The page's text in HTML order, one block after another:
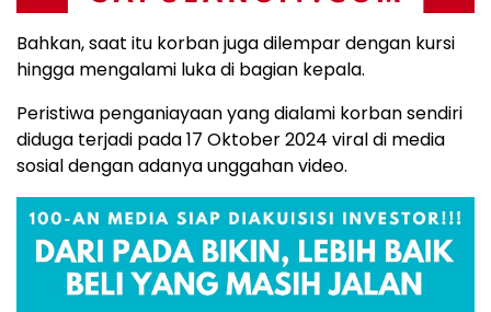
Bahkan, saat itu korban juga dilempar dengan kursi
hingga mengalami luka di bagian kepala.
Peristiwa penganiayaan yang dialami korban sendiri
diduga terjadi pada 17 Oktober 2024 viral di media
sosial dengan adanya unggahan video.